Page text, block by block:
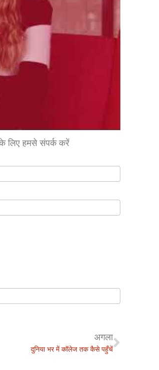
लिए हमसे संपर्क करें
अगला
दुनिया भर में कॉलेज तक कैसे पहुँचें